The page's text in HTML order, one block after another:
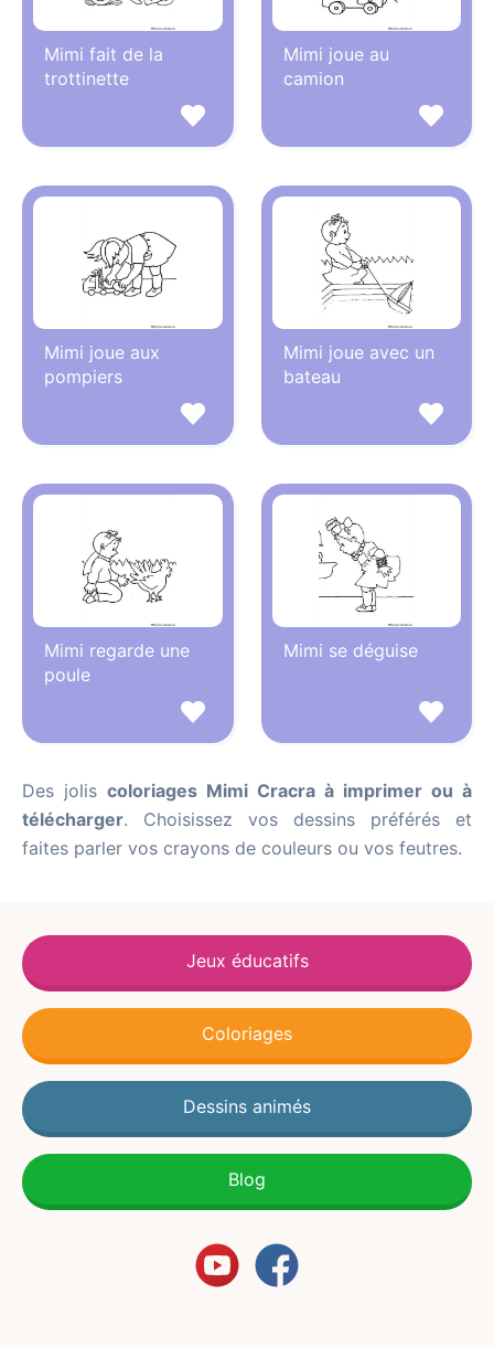
Mimi fait de la
trottinette
Mimi joue au
camion
Mimi joue aux
pompiers
Mimi joue avec un
bateau
Mimi regarde une
poule
Mimi se déguise
Des jolis coloriages Mimi Cracra à imprimer ou à
télécharger. Choisissez vos dessins préférés et
faites parler vos crayons de couleurs ou vos feutres.
Jeux éducatifs
Coloriages
Dessins animés
Blog